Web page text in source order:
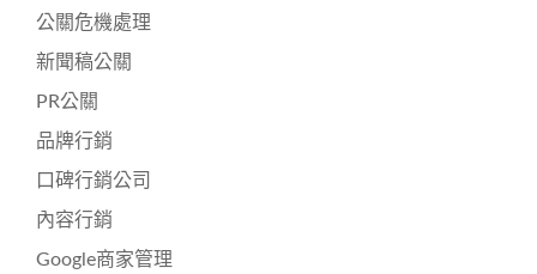
公關危機處理
新聞稿公關
PR公關
品牌行銷
口碑行銷公司
內容行銷
Google商家管理